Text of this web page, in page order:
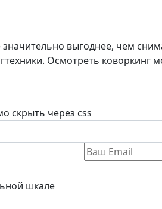
выгоднее, чем
Осмотреть коворкинг
скрыть через css
шкале